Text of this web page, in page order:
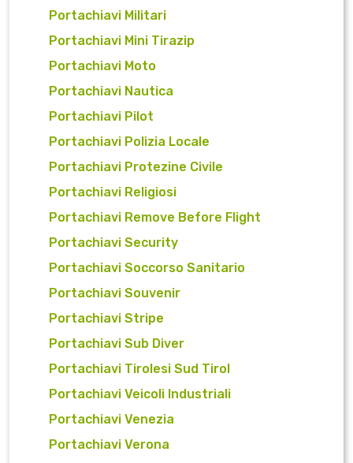
Portachiavi Militari
Portachiavi Mini Tirazip
Portachiavi Moto
Portachiavi Nautica
Portachiavi Pilot
Portachiavi Polizia Locale
Portachiavi Protezine Civile
Portachiavi Religiosi
Portachiavi Remove Before Flight
Portachiavi Security
Portachiavi Soccorso Sanitario
Portachiavi Souvenir
Portachiavi Stripe
Portachiavi Sub Diver
Portachiavi Tirolesi Sud Tirol
Portachiavi Veicoli Industriali
Portachiavi Venezia
Portachiavi Verona